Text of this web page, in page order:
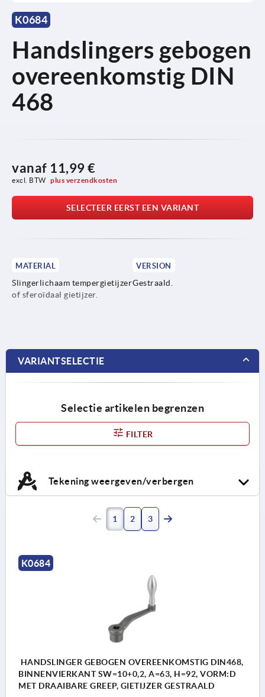
K0684
Handslingers gebogen
overeenkomstig DIN
468
vanaf 11,99 €
excl. BTW plus verzendkosten
SELECTEER EERST EEN VARIANT
MATERIAL
Slingerlichaam tempergietijzer
of sferoïdaal gietijzer.
VERSION
Gestraald.
VARIANTSELECTIE
Selectie artikelen begrenzen
FILTER
Tekening weergeven/verbergen
1 2 3
K0684
HANDSLINGER GEBOGEN OVEREENKOMSTIG DIN468,
BINNENVIERKANT SW=10+0,2, A=63, H=92, VORM:D
MET DRAAIBARE GREEP, GIETIJZER GESTRAALD